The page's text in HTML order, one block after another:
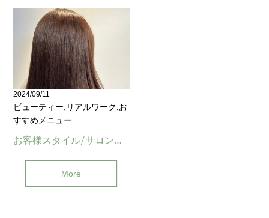
2024/09/11
ビューティー,リアルワーク,お
すすめメニュー
お客様スタイル/サロンワーク(与野)
More